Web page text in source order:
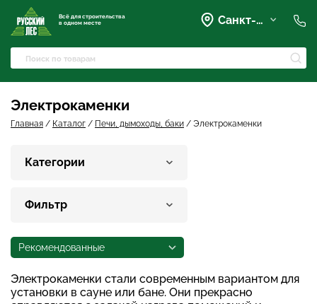
Всё для строительства
в одном месте
Санкт-Петербург
+7 (903) 684-62-00
Электрокаменки
Главная / Каталог / Печи, дымоходы, баки / Электрокаменки
Категории
Фильтр
Рекомендованные
Электрокаменки стали современным вариантом для
установки в сауне или бане. Они прекрасно